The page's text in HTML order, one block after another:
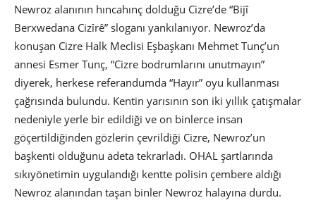
Newroz alanının hıncahınç dolduğu Cizre’de “Bijî
Berxwedana Cizîrê” sloganı yankılanıyor. Newroz’da
konuşan Cizre Halk Meclisi Eşbaşkanı Mehmet Tunç’un
annesi Esmer Tunç, “Cizre bodrumlarını unutmayın”
diyerek, herkese referandumda “Hayır” oyu kullanması
çağrısında bulundu. Kentin yarısının son iki yıllık çatışmalar
nedeniyle yerle bir edildiği ve on binlerce insan
göçertildiğinden gözlerin çevrildiği Cizre, Newroz’un
başkenti olduğunu adeta tekrarladı. OHAL şartlarında
sıkıyönetimin uygulandığı kentte polisin çembere aldığı
Newroz alanından taşan binler Newroz halayına durdu.